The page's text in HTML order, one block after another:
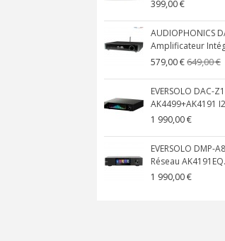
399,00 €
AUDIOPHONICS
Amplificateur
579,00 €649,00 €
EVERSOLO DAC-
AK4499+AK4191
1 990,00 €
EVERSOLO DMP-
Réseau
1 990,00 €